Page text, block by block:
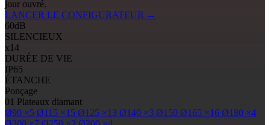
jour ouvré.
LANCER LE CONFIGURATEUR →
60dB
SILENCIEUX
x14
DURÉE DE VIE
IP65
ÉTANCHE
Ponçage
01 Plateaux diamant
Ø90 ×5 Ø115 ×15 Ø125 ×13 Ø140 ×3 Ø150 Ø165 ×16 Ø180 ×4